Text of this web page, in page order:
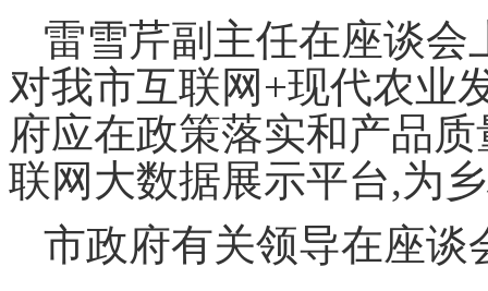
雷雪芹副主任在座谈会
对我市互联网+现代农业
府应在政策落实和产品
联网大数据展示平台,为
市政府有关领导在座谈